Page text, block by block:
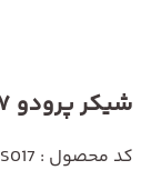
شیکر پرودو LFS017
کد محصول : porodo -LFS017